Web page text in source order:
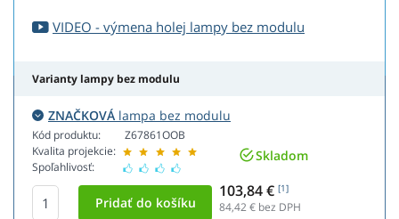
VIDEO - výmena holej lampy bez modulu
Varianty lampy bez modulu
ZNAČKOVÁ lampa bez modulu
Kód produktu:
Kvalita projekcie:
Spoľahlivosť:
Z67861OOB
Skladom
103,84 € [1]
84,42€ bez DPH